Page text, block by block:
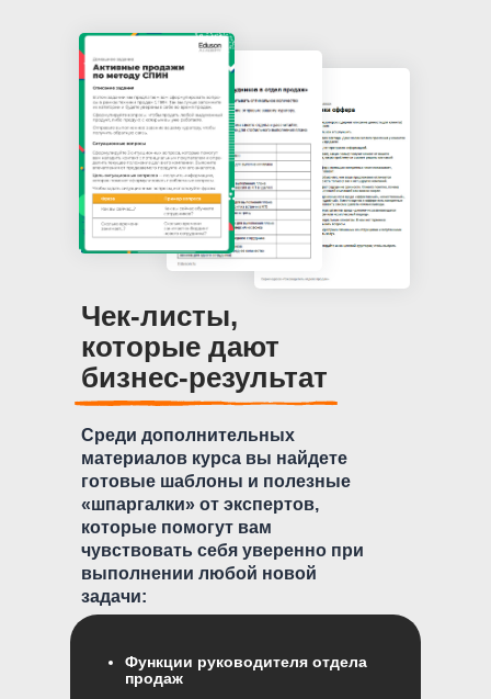
Чек-листы,
которые дают
бизнес-результат
Функции руководителя отдела
продаж
Среди дополнительных
материалов курса вы найдете
готовые шаблоны и полезные
«шпаргалки» от экспертов,
которые помогут вам
чувствовать себя уверенно при
выполнении любой новой
задачи: